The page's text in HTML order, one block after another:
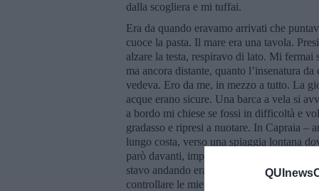
dalla scogliera e mi tuffai.
Era da quando eravamo arrivati che
cuoce la pasta. Il mare era una tavola.
alzare la testa, respiravo di lato. Mi
ma ancora distante, quanto l’insenatura
vedeva. Ero da me, in mezzo a tutto. La
acque erano sicure. Una barca a vela si
a bordo mi chiese se fossi in difficoltà e
gradasso e ripresi a nuotare. In Capraia –
lungo costa, verso una spiaggia lontana
parò davanti, improvviso, un motoscafo
stavo andando era quella dei carcerati.
controllare le mie generalità. Che pena i